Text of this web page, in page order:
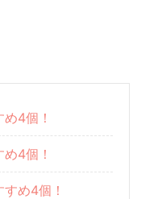
4個！
4個！
め4個！